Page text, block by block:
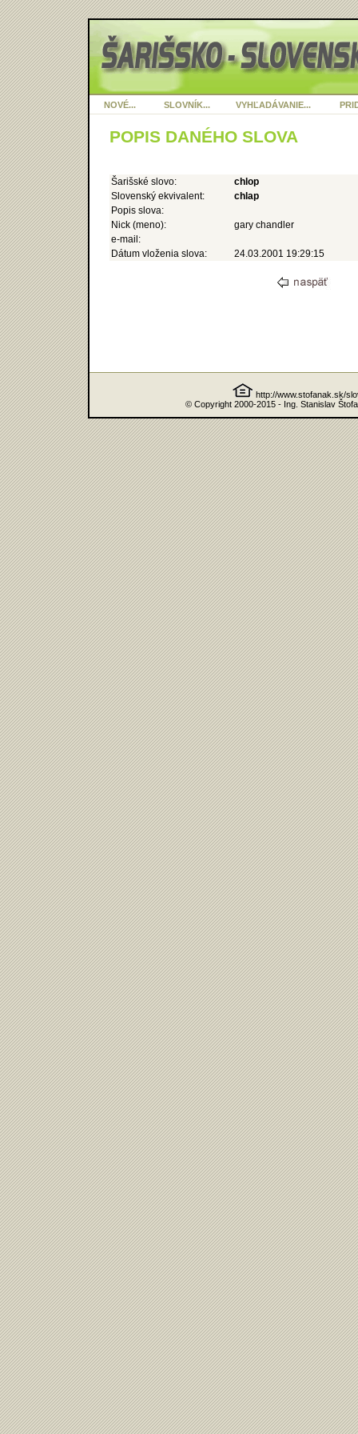
NOVÉ... SLOVNÍK... VYHĽADÁVANIE...
POPIS DANÉHO SLOVA
Šarišské slovo:
chlop
Slovenský ekvivalent:
chlap
Popis slova:
Nick (meno):
gary chandler
e-mail:
Dátum vloženia slova:
24.03.2001 19:29:15
http://www.stofanak.sk/
© Copyright 2000-2015 - Ing. Stanislav